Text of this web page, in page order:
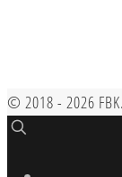
© 2018 - 2026